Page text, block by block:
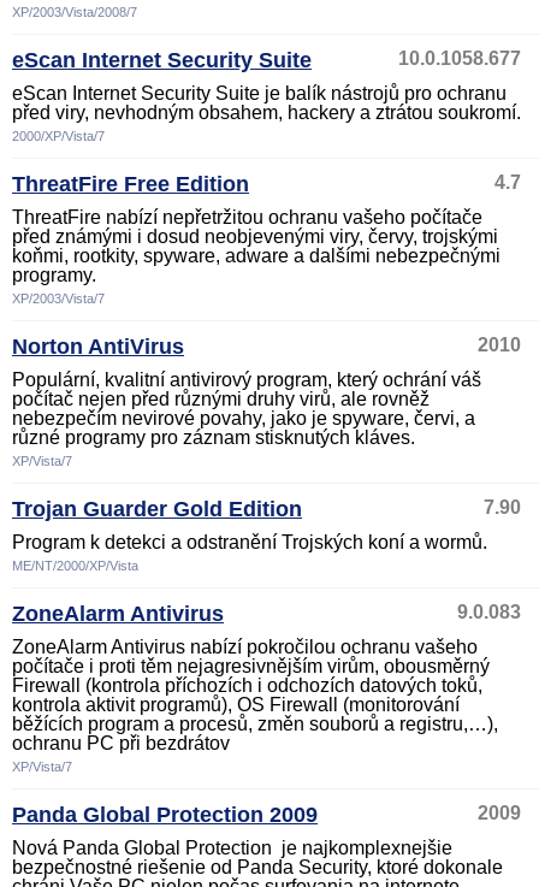
XP/2003/Vista/2008/7
eScan Internet Security Suite
10.0.1058.677
eScan Internet Security Suite je balík nástrojů pro ochranu
před viry, nevhodným obsahem, hackery a ztrátou soukromí.
2000/XP/Vista/7
ThreatFire Free Edition
4.7
ThreatFire nabízí nepřetržitou ochranu vašeho počítače
před známými i dosud neobjevenými viry, červy, trojskými
koňmi, rootkity, spyware, adware a dalšími nebezpečnými
programy.
XP/2003/Vista/7
Norton AntiVirus
2010
Populární, kvalitní antivirový program, který ochrání váš
počítač nejen před různými druhy virů, ale rovněž
nebezpečím nevirové povahy, jako je spyware, červi, a
různé programy pro záznam stisknutých kláves.
XP/Vista/7
Trojan Guarder Gold Edition
7.90
Program k detekci a odstranění Trojských koní a wormů.
ME/NT/2000/XP/Vista
ZoneAlarm Antivirus
9.0.083
ZoneAlarm Antivirus nabízí pokročilou ochranu vašeho
počítače i proti těm nejagresivnějším virům, obousměrný
Firewall (kontrola příchozích i odchozích datových toků,
kontrola aktivit programů), OS Firewall (monitorování
běžících program a procesů, změn souborů a registru,…),
ochranu PC při bezdrátov
XP/Vista/7
Panda Global Protection 2009
2009
Nová Panda Global Protection je najkomplexnejšie
bezpečnostné riešenie od Panda Security, ktoré dokonale